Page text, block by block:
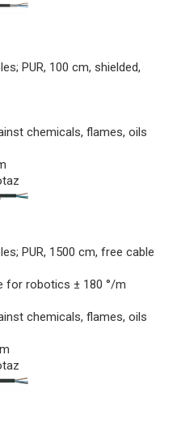
PUR, 100 cm, shielded,
chemicals, flames, oils
PUR, 1500 cm, free cable
for robotics ± 180 °/m
chemicals, flames, oils